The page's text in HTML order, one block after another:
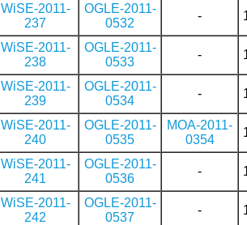
WiSE-2011-
237
OGLE-2011-
0532
-
WiSE-2011-
238
OGLE-2011-
0533
-
WiSE-2011-
239
OGLE-2011-
0534
-
WiSE-2011-
240
OGLE-2011-
0535
MOA-2011-
0354
WiSE-2011-
241
OGLE-2011-
0536
-
WiSE-2011-
242
OGLE-2011-
0537
-